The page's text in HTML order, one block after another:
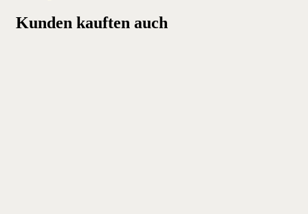
Kunden kauften auch